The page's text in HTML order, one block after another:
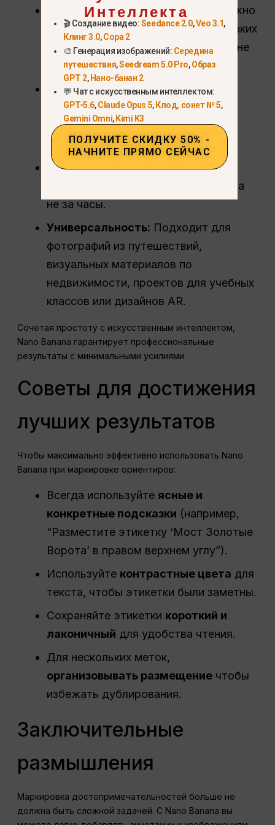
Простота использования:
Вам нужно
только ввести короткий текст, никаких
сложных навыков редактирования не
требуется.
Точность ИИ:Инструмент
автоматически обнаруживает и
улучшает детали на ваших
изображениях.
Экономия времени:Помечайте
несколько ориентиров за секунды, а
не за часы.
Универсальность: Подходит для
фотографий из путешествий,
визуальных материалов по
недвижимости, проектов для учебных
классов или дизайнов AR.
Сочетая простоту с искусственным интеллектом,
Nano Banana гарантирует профессиональные
результаты с минимальными усилиями.
Советы для достижения
лучших результатов
Чтобы максимально эффективно использовать Nano
Banana при маркировке ориентиров:
Всегда используйте ясные и
конкретные подсказки (например,
“Разместите этикетку ‘Мост Золотые
Ворота’ в правом верхнем углу”).
Используйте контрастные цвета для
текста, чтобы этикетки были заметны.
Сохраняйте этикетки короткий и
лаконичный для удобства чтения.
Для нескольких меток,
организовывать размещение чтобы
избежать дублирования.
Заключительные
размышления
Маркировка достопримечательностей больше не
должна быть сложной задачей. С Nano Banana вы
Интеллекта
🎬 Создание видео:Seedance 2.0,Veo 3.1,
Клинг 3.0,Сора 2
🎨 Генерация изображений: Середина
путешествия,Seedream 5.0 Pro,Образ
GPT 2, Нано-банан 2
💬 Чат с искусственным интеллектом:
GPT-5.6,Claude Opus 5, Клод, сонет № 5,
Gemini Omni, Kimi K3
ПОЛУЧИТЕ СКИДКУ 50% -
НАЧНИТЕ ПРЯМО СЕЙЧАС